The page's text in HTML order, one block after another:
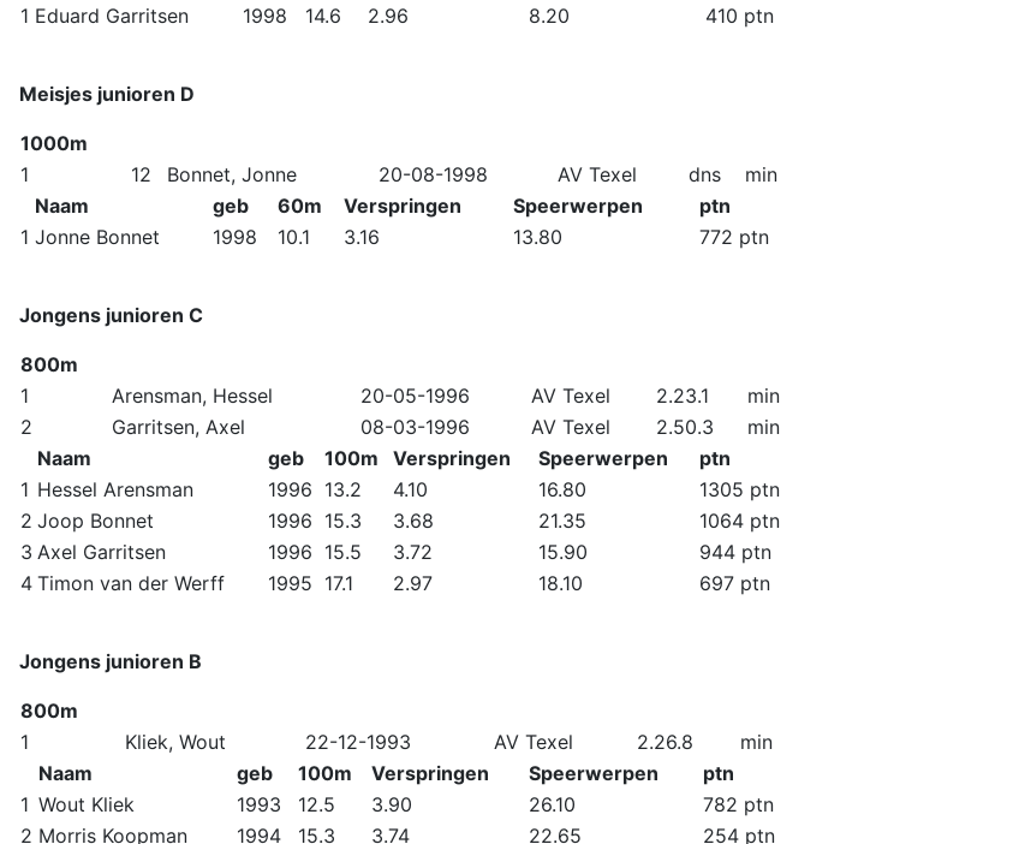
1 Eduard Garritsen 1998 14.6 2.96 8.20 410 ptn
Meisjes junioren D
1000m
1
12 Bonnet, Jonne 20-08-1998 AV Texel dns
min
Naam
geb 60m Verspringen Speerwerpen
ptn
1 Jonne Bonnet 1998 10.1 3.16 13.80 772 ptn
Jongens junioren C
800m
1
Arensman, Hessel 20-05-1996 AV Texel 2.23.1
min
2
Garritsen, Axel 08-03-1996 AV Texel 2.50.3
min
Naam
geb 100m Verspringen Speerwerpen
ptn
1 Hessel Arensman 1996 13.2 4.10 16.80
1305 ptn
2 Joop Bonnet 1996 15.3 3.68 21.35
1064 ptn
3 Axel Garritsen 1996 15.5 3.72 15.90
944 ptn
4 Timon van der Werff 1995 17.1 2.97 18.10 697 ptn
Jongens junioren B
800m
1
Kliek, Wout 22-12-1993 AV Texel 2.26.8
min
Naam
geb 100m Verspringen Speerwerpen
ptn
1 Wout Kliek 1993 12.5 3.90 26.10
782 ptn
2 Morris Koopman 1994 15.3 3.74 22.65 254 ptn